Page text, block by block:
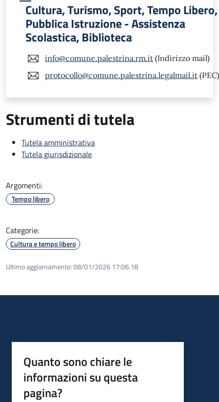
Cultura, Turismo, Sport, Tempo Libero,
Pubblica Istruzione - Assistenza
Scolastica, Biblioteca
info@comune.palestrina.rm.it (Indirizzo mail)
protocollo@comune.palestrina.legalmail.it (PEC)
Strumenti di tutela
Tutela amministrativa
Tutela giurisdizionale
Argomenti:
Tempo libero
Categorie:
Cultura e tempo libero
Ultimo aggiornamento:08/01/2026 17:06.18
Quanto sono chiare le
informazioni su questa
pagina?